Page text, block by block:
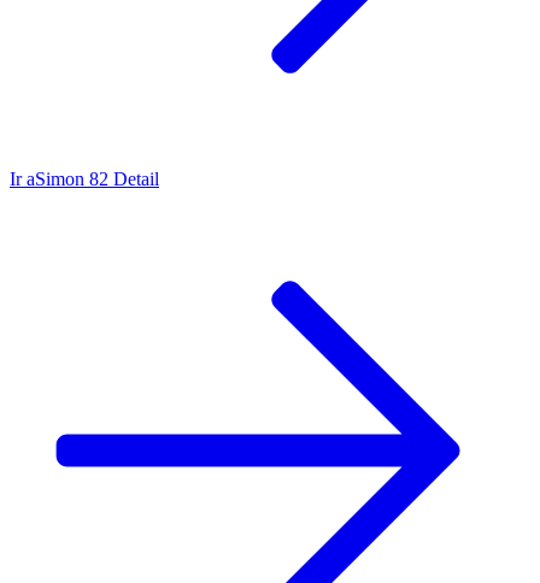
Ir aSimon 82 Detail